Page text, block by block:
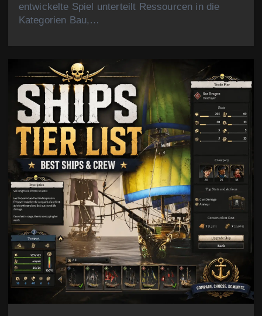
entwickelte Spiel unterteilt Ressourcen in die
Kategorien Bau,…